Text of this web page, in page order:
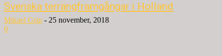
Svenska terrängframgångar i Holland
Mikael Grip - 25 november, 2018
0